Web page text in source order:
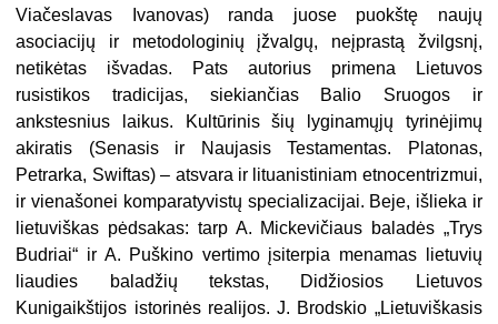
Viačeslavas Ivanovas) randa juose puokštę naujų
asociacijų ir metodologinių įžvalgų, neįprastą žvilgsnį,
netikėtas išvadas. Pats auto­rius primena Lietuvos
rusistikos tradicijas, siekiančias Balio Sruogos ir
ankstesnius laikus. Kultūrinis šių lyginamųjų tyrinėjimų
akiratis (Senasis ir Naujasis Testamentas. Platonas,
Petrarka, Swiftas) – atsvara ir litua­nistiniam etnocentrizmui,
ir vienašonei komparatyvistų specializacijai. Beje, išlieka ir
lietuviškas pėdsakas: tarp A. Mickevičiaus baladės „Trys
Budriai“ ir A. Puškino vertimo įsiterpia menamas lietuvių
liaudies bala­džių tekstas, Didžiosios Lietuvos
Kunigaikštijos istorinės realijos. J. Brodskio „Lietuviškasis